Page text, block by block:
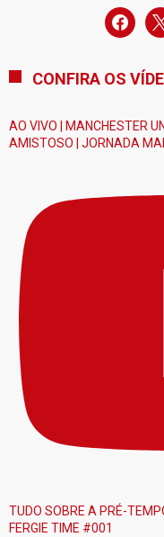
facebook
x
CONFIRA OS
AO VIVO | MANCHESTER
AMISTOSO | JORNADA
TUDO SOBRE A PRÉ-
FERGIE TIME #001